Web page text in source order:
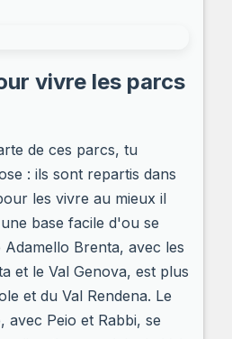
vivre les parcs
de ces parcs, tu
: ils sont repartis dans
les vivre au mieux il
base facile d'ou se
Brenta, avec les
et le Val Genova, est plus
et du Val Rendena. Le
avec Peio et Rabbi, se